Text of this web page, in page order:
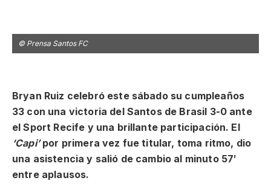
© Prensa Santos FC
Bryan Ruiz celebró este sábado su cumpleaños
33 con una victoria del Santos de Brasil 3-0 ante
el Sport Recife y una brillante participación. El
‘Capi’por primera vez fue titular, toma ritmo, dio
una asistencia y salió de cambio al minuto 57′
entre aplausos.